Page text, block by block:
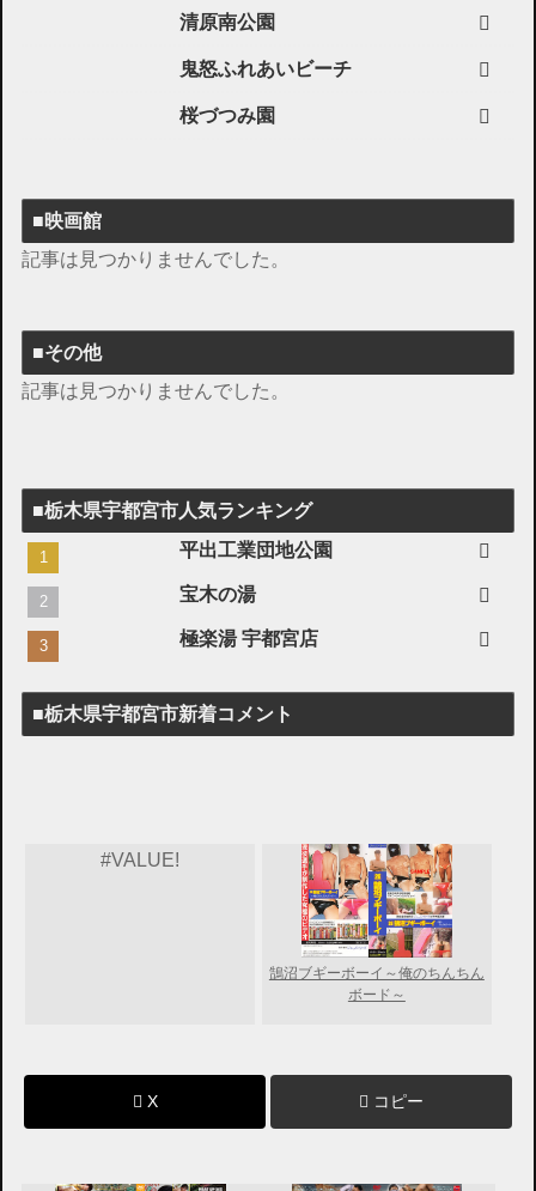
清原南公園
鬼怒ふれあいビーチ
桜づつみ園
■映画館
記事は見つかりませんでした。
■その他
記事は見つかりませんでした。
■栃木県宇都宮市人気ランキング
平出工業団地公園
宝木の湯
極楽湯 宇都宮店
■栃木県宇都宮市新着コメント
#VALUE!
鵠沼ブギーボーイ～俺のちんちん
ボード～
X コピー